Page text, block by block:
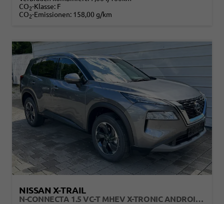
CO2-Klasse: F
CO2-Emissionen: 158,00 g/km
NISSAN X-TRAIL
N-CONNECTA 1.5 VC-T MHEV X-TRONIC ANDROID AUTO*NAVI*SHZ*3Z KLIMAAUTO*360°*ACC*E-HECK